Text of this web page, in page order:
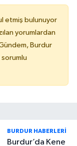
etmiş bulunuyor
yorumlardan
Burdur
sorumlu
BURDUR HABERLERİ
Burdur’da Kene